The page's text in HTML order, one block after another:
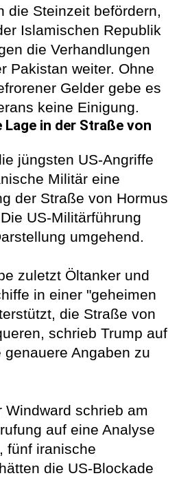
die Steinzeit befördern,
Islamischen Republik
die Verhandlungen
Pakistan weiter. Ohne
Gelder gebe es
keine Einigung.
in der Straße von
jüngsten US-Angriffe
Militär eine
der Straße von Hormus
US-Militärführung
umgehend.
zuletzt Öltanker und
in einer "geheimen
die Straße von
schrieb Trump auf
Angaben zu
Windward schrieb am
auf eine Analyse
fünf iranische
die US-Blockade